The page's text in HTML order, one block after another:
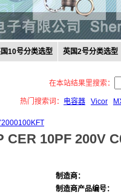
10号分类选型 英国2号分类选型
在本站结果里搜索：
热门搜索词： 电容器 Vicor
CER 10PF 200V
制造商：
制造商产品编号：